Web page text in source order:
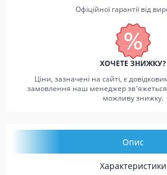
Офіційної гарантії від
ХОЧЕТЕ ЗНИЖКУ?
Ціни, зазначені на сайті, є
замовлення наш менеджер зв'яжеться
можливу знижку.
Опис
Характеристики